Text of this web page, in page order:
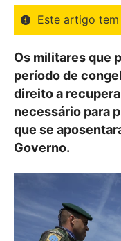
Este artigo tem
Os militares que
período de
direito a
necessário para
que se
Governo.